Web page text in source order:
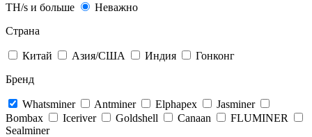
TH/s и больше
Неважно
Страна
Китай Азия/США Индия
Гонконг
Бренд
Whatsminer Antminer Elphapex
Jasminer
Bombax
Iceriver Goldshell Canaan
FLUMINER
Sealminer